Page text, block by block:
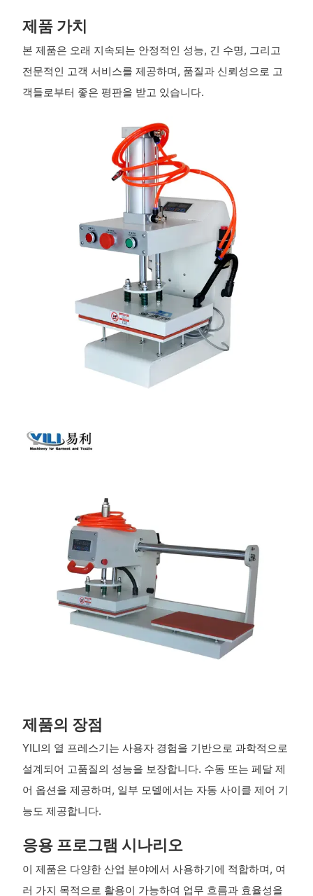
제품 가치
본 제품은 오래 지속되는 안정적인 성능, 긴 수명, 그리고
전문적인 고객 서비스를 제공하며, 품질과 신뢰성으로 고
객들로부터 좋은 평판을 받고 있습니다.
제품의 장점
YILI의 열 프레스기는 사용자 경험을 기반으로 과학적으로
설계되어 고품질의 성능을 보장합니다. 수동 또는 페달 제
어 옵션을 제공하며, 일부 모델에서는 자동 사이클 제어 기
능도 제공합니다.
응용 프로그램 시나리오
이 제품은 다양한 산업 분야에서 사용하기에 적합하며, 여
러 가지 목적으로 활용이 가능하여 업무 흐름과 효율성을